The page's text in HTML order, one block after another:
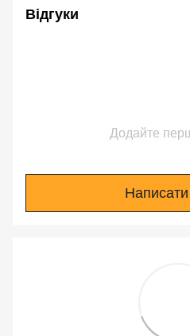
Відгуки
Додайте
Написати